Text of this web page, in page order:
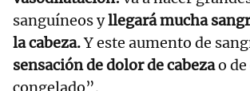
sanguíneos yllegará mucha
la cabeza.Y este aumento de
sensación de dolor de cabezao de
congelado”.